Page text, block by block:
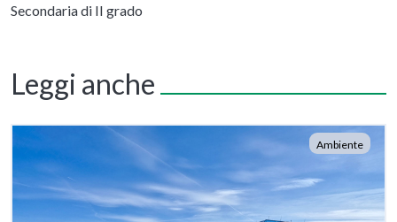
Secondaria di II grado
Leggi anche
Ambiente